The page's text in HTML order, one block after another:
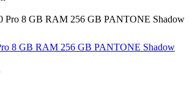
8 GB RAM 256 GB PANTONE Shadow